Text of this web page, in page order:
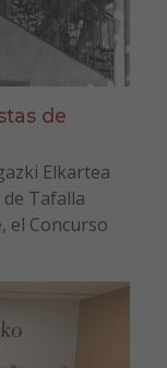
de
Elkartea
Tafalla
el Concurso